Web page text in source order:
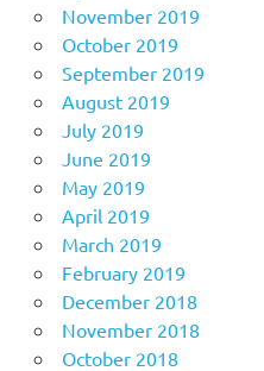
November 2019
October 2019
September 2019
August 2019
July 2019
June 2019
May 2019
April 2019
March 2019
February 2019
December 2018
November 2018
October 2018